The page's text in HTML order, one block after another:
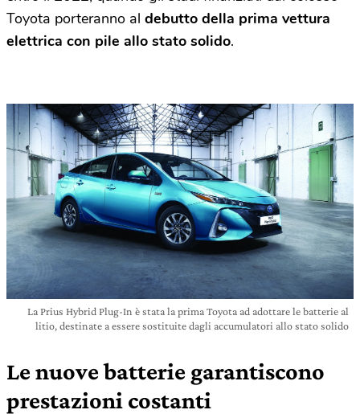
Toyota porteranno al debutto della prima vettura
elettrica con pile allo stato solido.
La Prius Hybrid Plug-In è stata la prima Toyota ad adottare le batterie al
litio, destinate a essere sostituite dagli accumulatori allo stato solido
Le nuove batterie garantiscono
prestazioni costanti